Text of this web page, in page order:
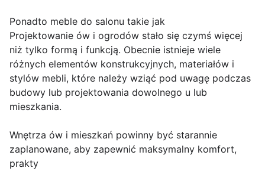
Ponadto meble do salonu takie jak
Projektowanie ów i ogrodów stało się czymś więcej
niż tylko formą i funkcją. Obecnie istnieje wiele
różnych elementów konstrukcyjnych, materiałów i
stylów mebli, które należy wziąć pod uwagę podczas
budowy lub projektowania dowolnego u lub
mieszkania.
Wnętrza ów i mieszkań powinny być starannie
zaplanowane, aby zapewnić maksymalny komfort,
prakty